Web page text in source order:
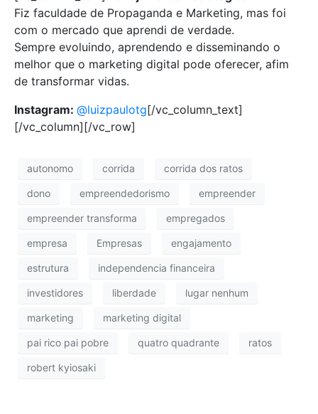
Fiz faculdade de Propaganda e Marketing, mas foi
com o mercado que aprendi de verdade.
Sempre evoluindo, aprendendo e disseminando o
melhor que o marketing digital pode oferecer, afim
de transformar vidas.
Instagram: @luizpaulotg[/vc_column_text]
[/vc_column][/vc_row]
autonomo corrida corrida dos ratos
dono empreendedorismo empreender
empreender transforma empregados
empresa Empresas engajamento
estrutura independencia financeira
investidores liberdade lugar nenhum
marketing marketing digital
pai rico pai pobre quatro quadrante ratos
robert kyiosaki